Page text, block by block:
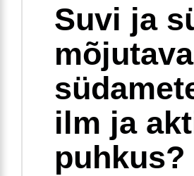
Suvi ja
ilm ja
puhkus?